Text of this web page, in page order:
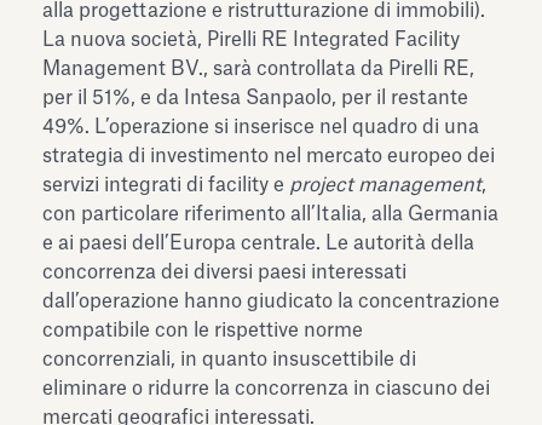
alla progettazione e ristrutturazione di immobili).
La nuova società, Pirelli RE Integrated Facility
Management BV., sarà controllata da Pirelli RE,
per il 51%, e da Intesa Sanpaolo, per il restante
49%. L’operazione si inserisce nel quadro di una
strategia di investimento nel mercato europeo dei
servizi integrati di facility e project management,
con particolare riferimento all’Italia, alla Germania
e ai paesi dell’Europa centrale. Le autorità della
concorrenza dei diversi paesi interessati
dall’operazione hanno giudicato la concentrazione
compatibile con le rispettive norme
concorrenziali, in quanto insuscettibile di
eliminare o ridurre la concorrenza in ciascuno dei
mercati geografici interessati.